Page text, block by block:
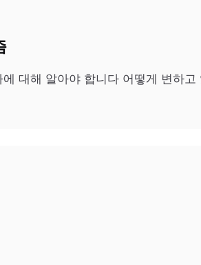
대해 알아야 합니다 어떻게 변하